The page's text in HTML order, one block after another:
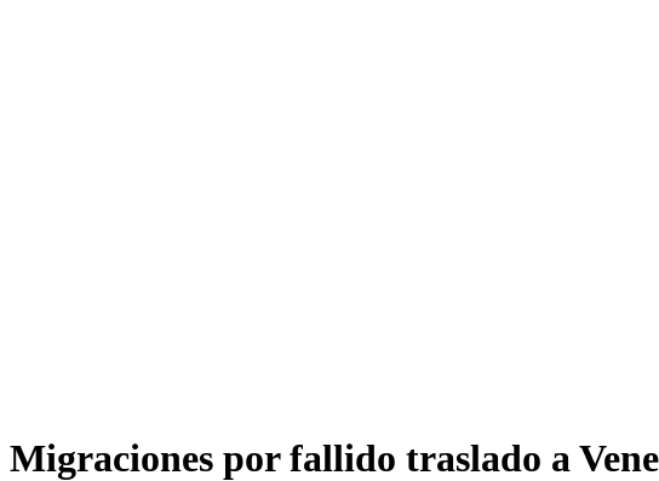
por fallido traslado a